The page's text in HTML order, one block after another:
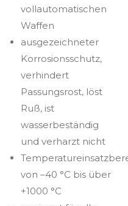
vollautomatischen
Waffen
ausgezeichneter
Korrosionsschutz,
verhindert
Passungsrost, löst
Ruß, ist
wasserbeständig
und verharzt nicht
von –40 °C bis über
+1000 °C